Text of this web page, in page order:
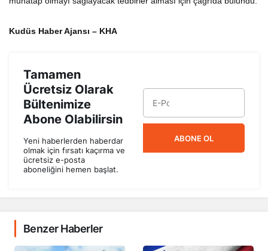
Kudüs Haber Ajansı – KHA
Tamamen
Ücretsiz Olarak
Bültenimize
Abone Olabilirsin
Yeni haberlerden haberdar
olmak için fırsatı kaçırma ve
ücretsiz e-posta
aboneliğini hemen başlat.
ABONE OL
Benzer Haberler